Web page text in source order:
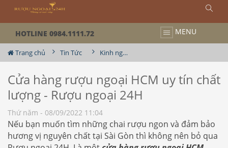
HOTLINE 0984.1111.72 MENU
Trang chủ Tin Tức Kinh nghiệm chia sẽ về rượu
Cửa hàng rượu ngoại HCM uy tín chất
lượng - Rượu ngoại 24H
Thứ năm - 08/09/2022 11:04
Nếu bạn muốn tìm những chai rượu ngon và đảm bảo
hương vị nguyên chất tại Sài Gòn thì không nên bỏ qua